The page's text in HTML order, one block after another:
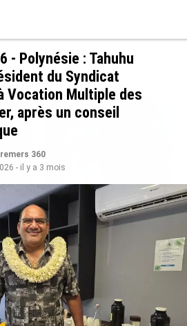
ECONOMIE SOCIÉTÉ
Outre-mer : Jane et
sœurs martiniquaises au
de la négritude
- Polynésie : Tahuhu
du Syndicat
Vocation Multiple des
après un conseil
360
- il y a 3 mois